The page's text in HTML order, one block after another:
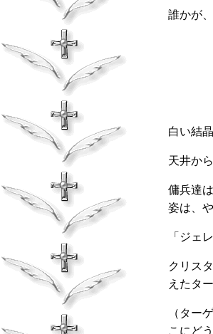
誰かが
白い結
天井か
傭兵達
姿は、
「ジェ
クリス
えたタ
（ター
こにど